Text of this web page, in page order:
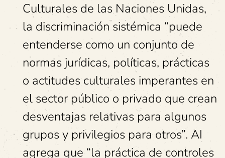
Culturales de las Naciones Unidas,
la discriminación sistémica “puede
entenderse como un conjunto de
normas jurídicas, políticas, prácticas
o actitudes culturales imperantes en
el sector público o privado que crean
desventajas relativas para algunos
grupos y privilegios para otros”. AI
agrega que “la práctica de controles